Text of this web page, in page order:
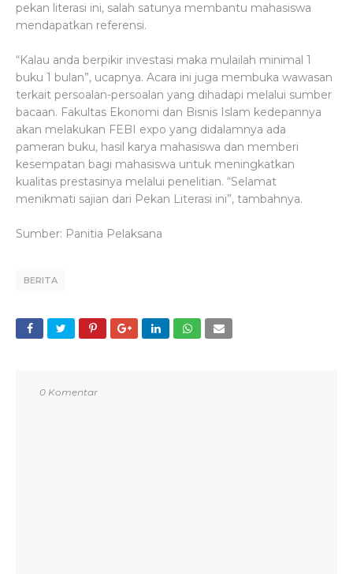
pekan literasi ini, salah satunya membantu mahasiswa
mendapatkan referensi.
“Kalau anda berpikir investasi maka mulailah minimal 1
buku 1 bulan”, ucapnya. Acara ini juga membuka wawasan
terkait persoalan-persoalan yang dihadapi melalui sumber
bacaan. Fakultas Ekonomi dan Bisnis Islam kedepannya
akan melakukan FEBI expo yang didalamnya ada
pameran buku, hasil karya mahasiswa dan memberi
kesempatan bagi mahasiswa untuk meningkatkan
kualitas prestasinya melalui penelitian. “Selamat
menikmati sajian dari Pekan Literasi ini”, tambahnya.
Sumber: Panitia Pelaksana
BERITA
0 Komentar